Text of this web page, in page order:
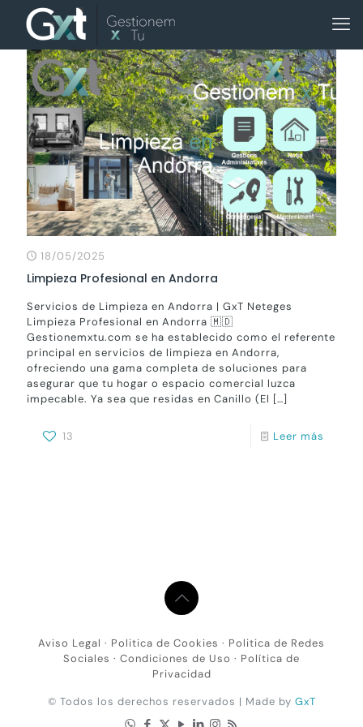
18/05/2025
Limpieza Profesional en Andorra
Servicios de Limpieza en Andorra | GxT Neteges
Limpieza Profesional en Andorra 🇲🇩
Gestionemxtu.com se ha establecido como el referente
principal en servicios de limpieza en Andorra,
ofreciendo una gama completa de soluciones para
asegurar que tu hogar o espacio comercial luzca
impecable. Ya sea que residas en Canillo (El […]
13 Leer más
Aviso Legal · Politica de Cookies · Politica de Redes
Sociales · Condiciones de Uso · Política de
Privacidad
© Todos los derechos reservados | Made by GxT